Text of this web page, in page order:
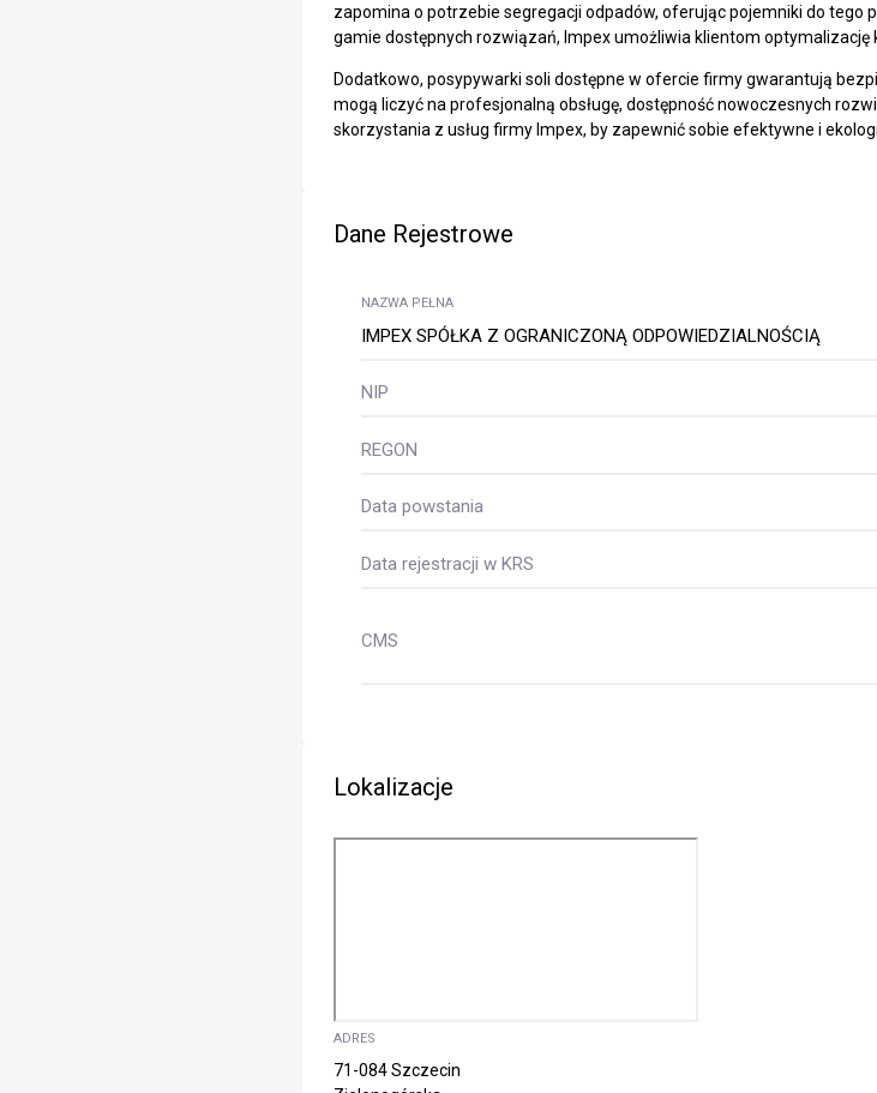
zapomina o potrzebie segregacji odpadów, oferując pojemniki do tego
gamie dostępnych rozwiązań, Impex umożliwia klientom
Dodatkowo, posypywarki soli dostępne w ofercie firmy gwarantują
mogą liczyć na profesjonalną obsługę, dostępność nowoczesnych
skorzystania z usług firmy Impex, by zapewnić sobie efektywne i
Dane Rejestrowe
NAZWA PEŁNA
IMPEX SPÓŁKA Z OGRANICZONĄ ODPOWIEDZIALNOŚCIĄ
NIP
REGON
Data powstania
Data rejestracji w KRS
CMS
Lokalizacje
ADRES
71-084 Szczecin